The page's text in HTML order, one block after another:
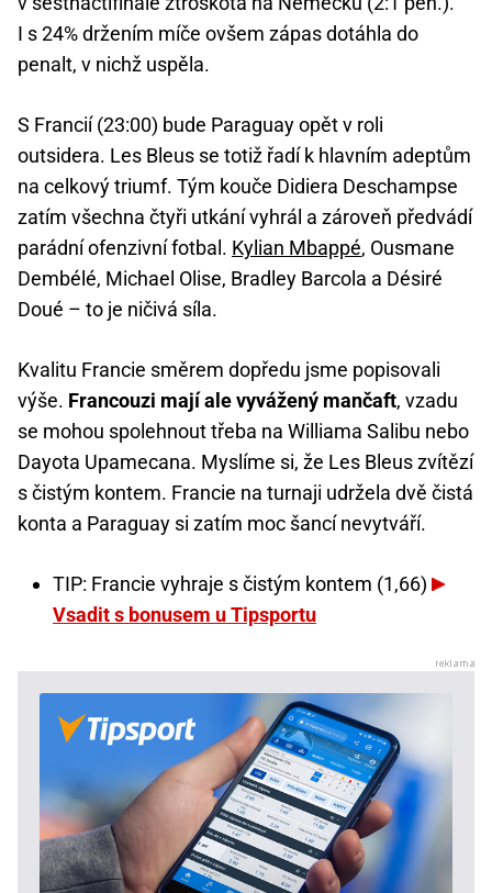
I s 24% držením míče ovšem zápas dotáhla do
penalt, v nichž uspěla.
S Francií (23:00) bude Paraguay opět v roli
outsidera. Les Bleus se totiž řadí k hlavním adeptům
na celkový triumf. Tým kouče Didiera Deschampse
zatím všechna čtyři utkání vyhrál a zároveň předvádí
parádní ofenzivní fotbal. Kylian Mbappé, Ousmane
Dembélé, Michael Olise, Bradley Barcola a Désiré
Doué – to je ničivá síla.
Kvalitu Francie směrem dopředu jsme popisovali
výše. Francouzi mají ale vyvážený mančaft, vzadu
se mohou spolehnout třeba na Williama Salibu nebo
Dayota Upamecana. Myslíme si, že Les Bleus zvítězí
s čistým kontem. Francie na turnaji udržela dvě čistá
konta a Paraguay si zatím moc šancí nevytváří.
TIP: Francie vyhraje s čistým kontem (1,66)
Vsadit s bonusem u Tipsportu